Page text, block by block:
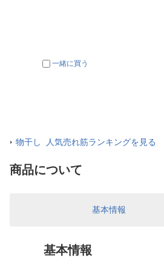
一緒に買う
物干し 人気売れ筋ランキングを見る
商品について
基本情報
基本情報